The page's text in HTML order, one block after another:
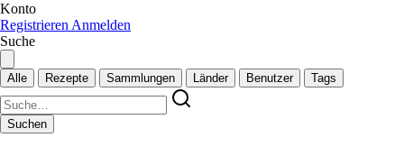
Konto
Registrieren Anmelden
Suche
Alle Rezepte Sammlungen Länder Benutzer Tags
Suchen